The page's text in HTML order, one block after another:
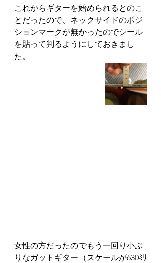
これからギターを始められるとのこ
とだったので、ネックサイドのポジ
ションマークが無かったのでシール
を貼って判るようにしておきまし
た。
女性の方だったのでもう一回り小ぶ
りなガットギター（スケールが630ﾐﾘ